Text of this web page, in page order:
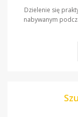
Dzielenie się
nabywanym